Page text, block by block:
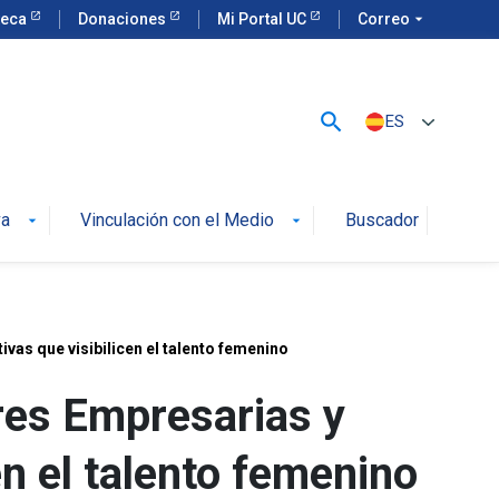
Donaciones Mi Portal UC Correo arrow_drop_down
search ES
arrow_drop_down Vinculación con el Medio arrow_drop_down Buscador
que visibilicen el talento femenino
Empresarias y
el talento femenino